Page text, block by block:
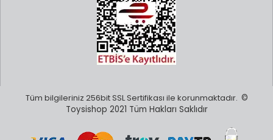
Tüm bilgileriniz 256bit SSL Sertifikası ile korunmaktadır. ©
Toysishop 2021 Tüm Hakları Saklıdır